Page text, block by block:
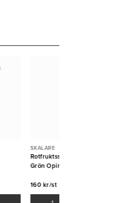
SKALARE
Rotfruktsskalare T-Duo polymer
Grön Opinel
160 kr/st